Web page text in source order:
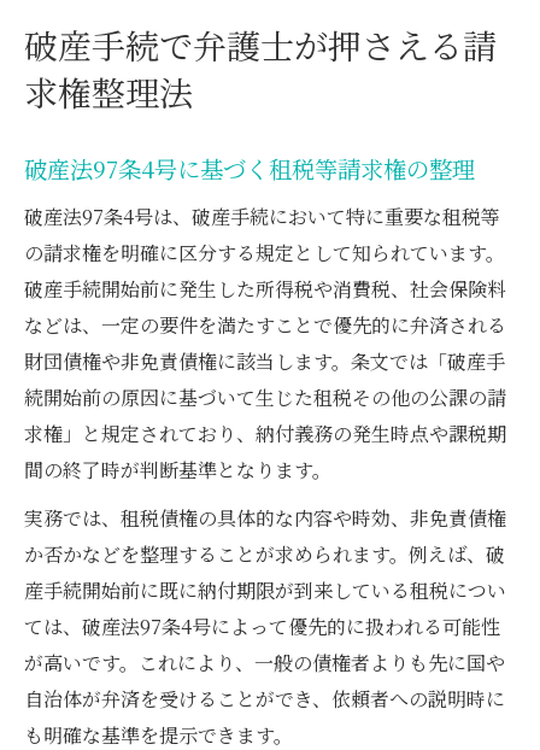
破産手続で弁護士が押さえる請
求権整理法
破産法97条4号に基づく租税等請求権の整理
破産法97条4号は、破産手続において特に重要な租税等
の請求権を明確に区分する規定として知られています。
破産手続開始前に発生した所得税や消費税、社会保険料
などは、一定の要件を満たすことで優先的に弁済される
財団債権や非免責債権に該当します。条文では「破産手
続開始前の原因に基づいて生じた租税その他の公課の請
求権」と規定されており、納付義務の発生時点や課税期
間の終了時が判断基準となります。
実務では、租税債権の具体的な内容や時効、非免責債権
か否かなどを整理することが求められます。例えば、破
産手続開始前に既に納付期限が到来している租税につい
ては、破産法97条4号によって優先的に扱われる可能性
が高いです。これにより、一般の債権者よりも先に国や
自治体が弁済を受けることができ、依頼者への説明時に
も明確な基準を提示できます。